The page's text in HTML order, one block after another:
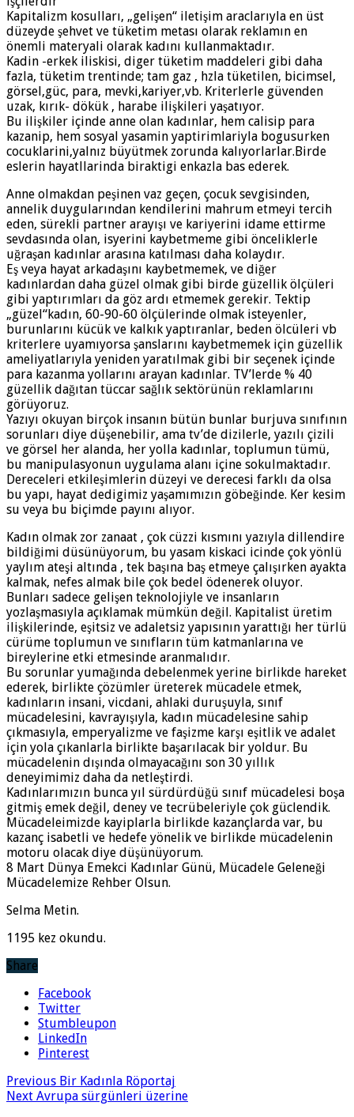
Kapitalizm kosulları, „gelişen“ iletişim araclarıyla en üst
düzeyde şehvet ve tüketim metası olarak reklamın en
önemli materyali olarak kadını kullanmaktadır.
Kadin -erkek iliskisi, diger tüketim maddeleri gibi daha
fazla, tüketim trentinde; tam gaz , hzla tüketilen, bicimsel,
görsel,güc, para, mevki,kariyer,vb. Kriterlerle güvenden
uzak, kırık- dökük , harabe ilişkileri yaşatıyor.
Bu ilişkiler içinde anne olan kadınlar, hem calisip para
kazanip, hem sosyal yasamin yaptirimlariyla bogusurken
cocuklarini,yalnız büyütmek zorunda kalıyorlarlar.Birde
eslerin hayatllarinda biraktigi enkazla bas ederek.
Anne olmakdan peşinen vaz geçen, çocuk sevgisinden,
annelik duygularından kendilerini mahrum etmeyi tercih
eden, sürekli partner arayışı ve kariyerini idame ettirme
sevdasında olan, isyerini kaybetmeme gibi önceliklerle
uğraşan kadınlar arasına katılması daha kolaydır.
Eş veya hayat arkadaşını kaybetmemek, ve diğer
kadınlardan daha güzel olmak gibi birde güzellik ölçüleri
gibi yaptırımları da göz ardı etmemek gerekir. Tektip
„güzel“kadın, 60-90-60 ölçülerinde olmak isteyenler,
burunlarını kücük ve kalkık yaptıranlar, beden ölcüleri vb
kriterlere uyamıyorsa şanslarını kaybetmemek için güzellik
ameliyatlarıyla yeniden yaratılmak gibi bir seçenek içinde
para kazanma yollarını arayan kadınlar. TV’lerde % 40
güzellik dağıtan tüccar sağlık sektörünün reklamlarını
görüyoruz.
Yazıyı okuyan birçok insanın bütün bunlar burjuva sınıfının
sorunları diye düşenebilir, ama tv’de dizilerle, yazılı çizili
ve görsel her alanda, her yolla kadınlar, toplumun tümü,
bu manipulasyonun uygulama alanı içine sokulmaktadır.
Dereceleri etkileşimlerin düzeyi ve derecesi farklı da olsa
bu yapı, hayat dedigimiz yaşamımızın göbeğinde. Ker kesim
su veya bu biçimde payını alıyor.
Kadın olmak zor zanaat , çok cüzzi kısmını yazıyla dillendire
bildiğimi düsünüyorum, bu yasam kiskaci icinde çok yönlü
yaylım ateşi altında , tek başına baş etmeye çalışırken ayakta
kalmak, nefes almak bile çok bedel ödenerek oluyor.
Bunları sadece gelişen teknolojiyle ve insanların
yozlaşmasıyla açıklamak mümkün değil. Kapitalist üretim
ilişkilerinde, eşitsiz ve adaletsiz yapısının yarattığı her türlü
cürüme toplumun ve sınıfların tüm katmanlarına ve
bireylerine etki etmesinde aranmalıdır.
Bu sorunlar yumağında debelenmek yerine birlikde hareket
ederek, birlikte çözümler üreterek mücadele etmek,
kadınların insani, vicdani, ahlaki duruşuyla, sınıf
mücadelesini, kavrayışıyla, kadın mücadelesine sahip
çıkmasıyla, emperyalizme ve faşizme karşı eşitlik ve adalet
için yola çıkanlarla birlikte başarılacak bir yoldur. Bu
mücadelenin dışında olmayacağını son 30 yıllık
deneyimimiz daha da netleştirdi.
Kadınlarımızın bunca yıl sürdürdüğü sınıf mücadelesi boşa
gitmiş emek değil, deney ve tecrübeleriyle çok güclendik.
Mücadeleimizde kayiplarla birlikde kazançlarda var, bu
kazanç isabetli ve hedefe yönelik ve birlikde mücadelenin
motoru olacak diye düşünüyorum.
8 Mart Dünya Emekci Kadınlar Günü, Mücadele Geleneği
Mücadelemize Rehber Olsun.
Selma Metin.
1195 kez okundu.
Share
Facebook
Twitter
Stumbleupon
LinkedIn
Pinterest
Previous Bir Kadınla Röportaj
Next Avrupa sürgünleri üzerine